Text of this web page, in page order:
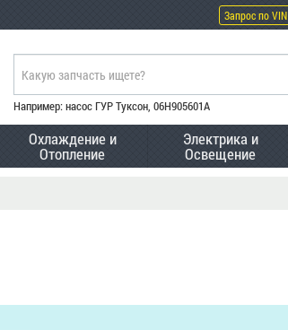
Запрос по VIN
Например: насос ГУР Туксон, 06H905601A
Охлаждение и
Отопление
Электрика и
Освещение